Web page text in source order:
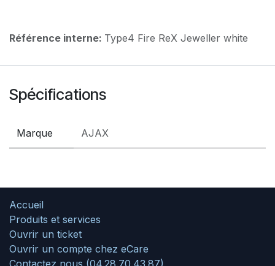
Référence interne: Type4 Fire ReX Jeweller white
Spécifications
Marque AJAX
Accueil
Produits et services
Ouvrir un ticket
Ouvrir un compte chez eCare
Contactez nous (04.28.70.43.87)